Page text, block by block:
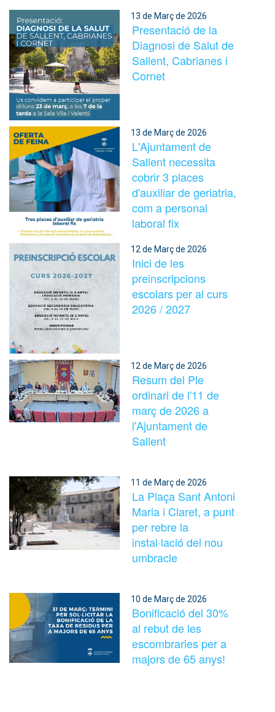
13 de Març de 2026
Presentació de la
Diagnosi de Salut de
Sallent, Cabrianes i
Cornet
13 de Març de 2026
L'Ajuntament de
Sallent necessita
cobrir 3 places
d'auxiliar de geriatria,
com a personal
laboral fix
12 de Març de 2026
Inici de les
preinscripcions
escolars per al curs
2026 / 2027
12 de Març de 2026
Resum del Ple
ordinari de l'11 de
març de 2026 a
l'Ajuntament de
Sallent
11 de Març de 2026
La Plaça Sant Antoni
Maria i Claret, a punt
per rebre la
instal·lació del nou
umbracle
10 de Març de 2026
Bonificació del 30%
al rebut de les
escombraries per a
majors de 65 anys!